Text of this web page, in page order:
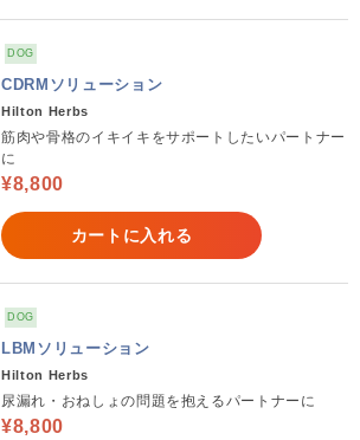
DOG
CDRMソリューション
Hilton Herbs
筋肉や骨格のイキイキをサポートしたいパートナー
に
¥8,800
カートに入れる
DOG
LBMソリューション
Hilton Herbs
尿漏れ・おねしょの問題を抱えるパートナーに
¥8,800